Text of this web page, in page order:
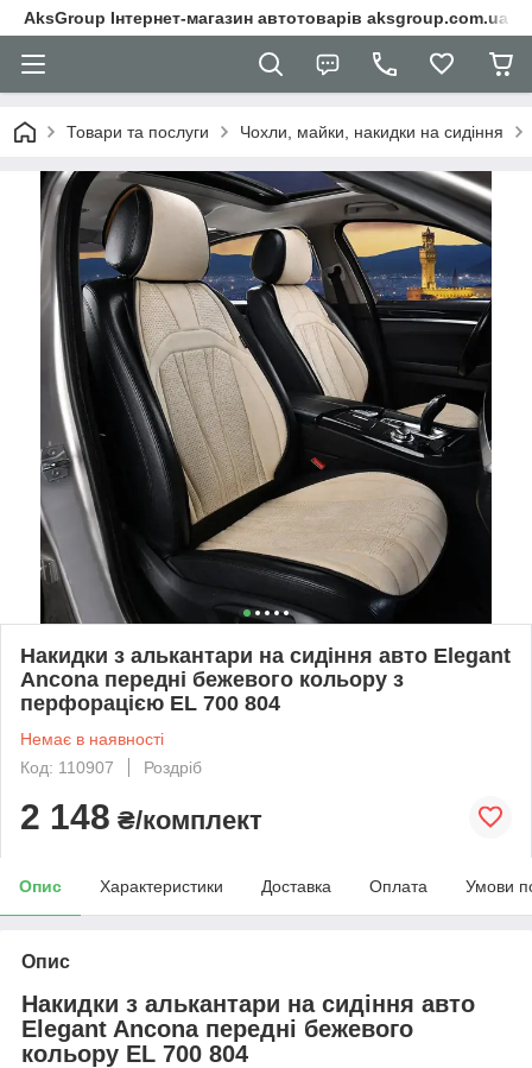
AksGroup Інтернет-магазин автотоварів aksgroup.com.ua
Товари та послуги Чохли, майки, накидки на сидіння
Накидки з алькантари на сидіння авто Elegant
Ancona передні бежевого кольору з
перфорацією EL 700 804
Немає в наявності
Код: 110907
Роздріб
2 148 ₴/комплект
Опис Характеристики Доставка Оплата Умови
Опис
Накидки з алькантари на сидіння авто
Elegant Ancona передні бежевого
кольору EL 700 804